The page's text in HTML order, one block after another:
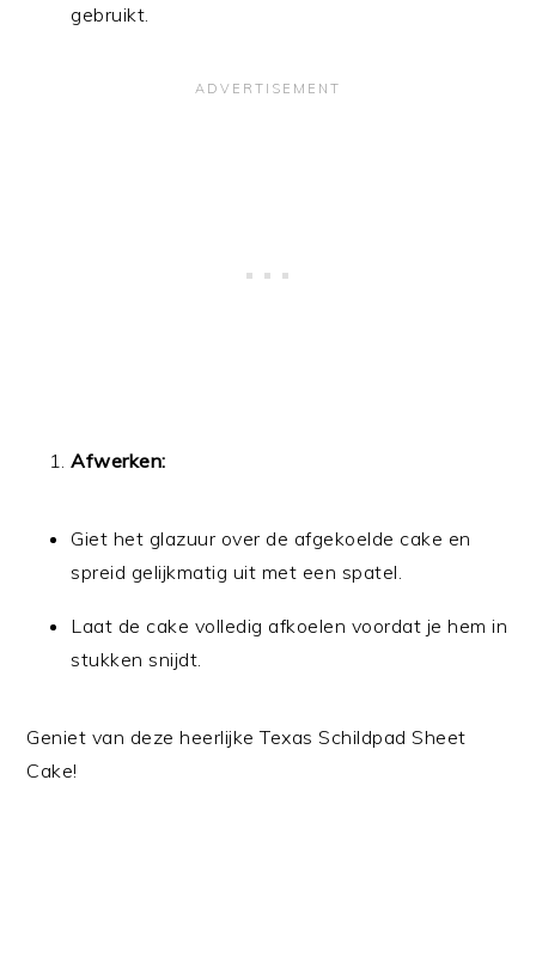
gebruikt.
Afwerken:
Giet het glazuur over de afgekoelde cake en
spreid gelijkmatig uit met een spatel.
Laat de cake volledig afkoelen voordat je hem in
stukken snijdt.
Geniet van deze heerlijke Texas Schildpad Sheet
Cake!